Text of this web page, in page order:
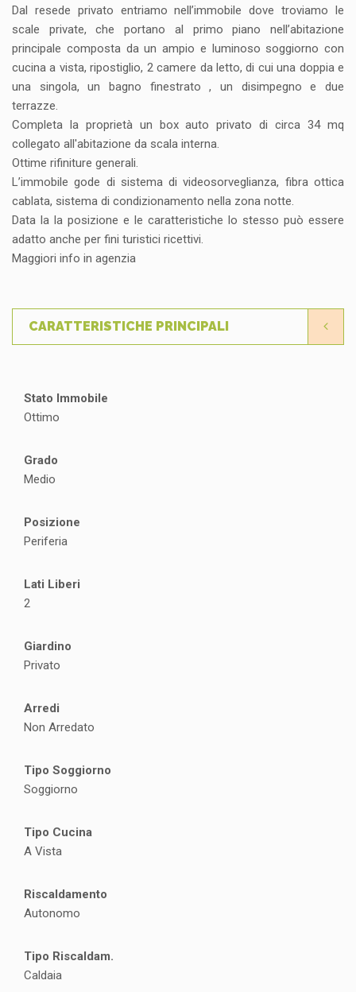
Dal resede privato entriamo nell’immobile dove troviamo le
scale private, che portano al primo piano nell’abitazione
principale composta da un ampio e luminoso soggiorno con
cucina a vista, ripostiglio, 2 camere da letto, di cui una doppia e
una singola, un bagno finestrato , un disimpegno e due
terrazze.
Completa la proprietà un box auto privato di circa 34 mq
collegato all'abitazione da scala interna.
Ottime rifiniture generali.
L’immobile gode di sistema di videosorveglianza, fibra ottica
cablata, sistema di condizionamento nella zona notte.
Data la la posizione e le caratteristiche lo stesso può essere
adatto anche per fini turistici ricettivi.
Maggiori info in agenzia
CARATTERISTICHE PRINCIPALI
Stato Immobile
Ottimo
Grado
Medio
Posizione
Periferia
Lati Liberi
2
Giardino
Privato
Arredi
Non Arredato
Tipo Soggiorno
Soggiorno
Tipo Cucina
A Vista
Riscaldamento
Autonomo
Tipo Riscaldam.
Caldaia